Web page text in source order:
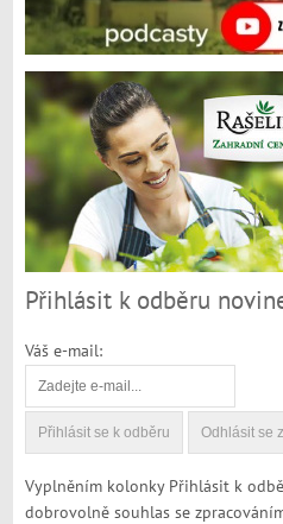
Přihlásit k odběru
Váš e-mail:
Vyplněním kolonky Přihlásit k
dobrovolně souhlas se